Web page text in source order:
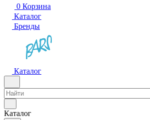
0 Корзина
Каталог
Бренды
Каталог
Каталог